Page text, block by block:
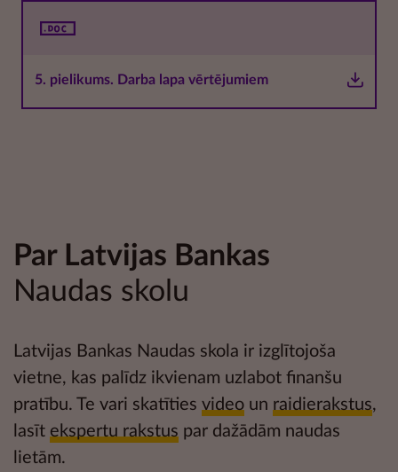
5. pielikums. Darba lapa vērtējumiem
Par Latvijas Bankas
Naudas skolu
Latvijas Bankas Naudas skola ir izglītojoša
vietne, kas palīdz ikvienam uzlabot finanšu
pratību. Te vari skatīties video un raidierakstus,
lasīt ekspertu rakstus par dažādām naudas
lietām.